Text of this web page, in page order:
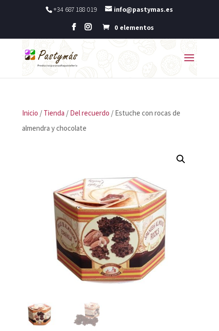
+34 687 188 019 info@pastymas.es
0 elementos
Inicio / Tienda / Del recuerdo / Estuche con rocas de
almendra y chocolate